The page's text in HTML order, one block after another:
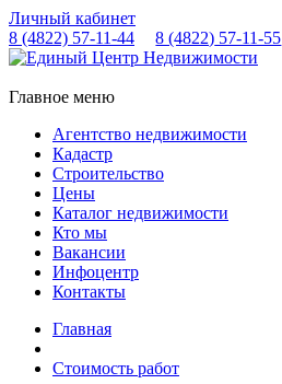
Личный кабинет
8 (4822) 57-11-44 8 (4822) 57-11-55
Главное меню
Агентство недвижимости
Кадастр
Строительство
Цены
Каталог недвижимости
Кто мы
Вакансии
Инфоцентр
Контакты
Главная
Стоимость работ